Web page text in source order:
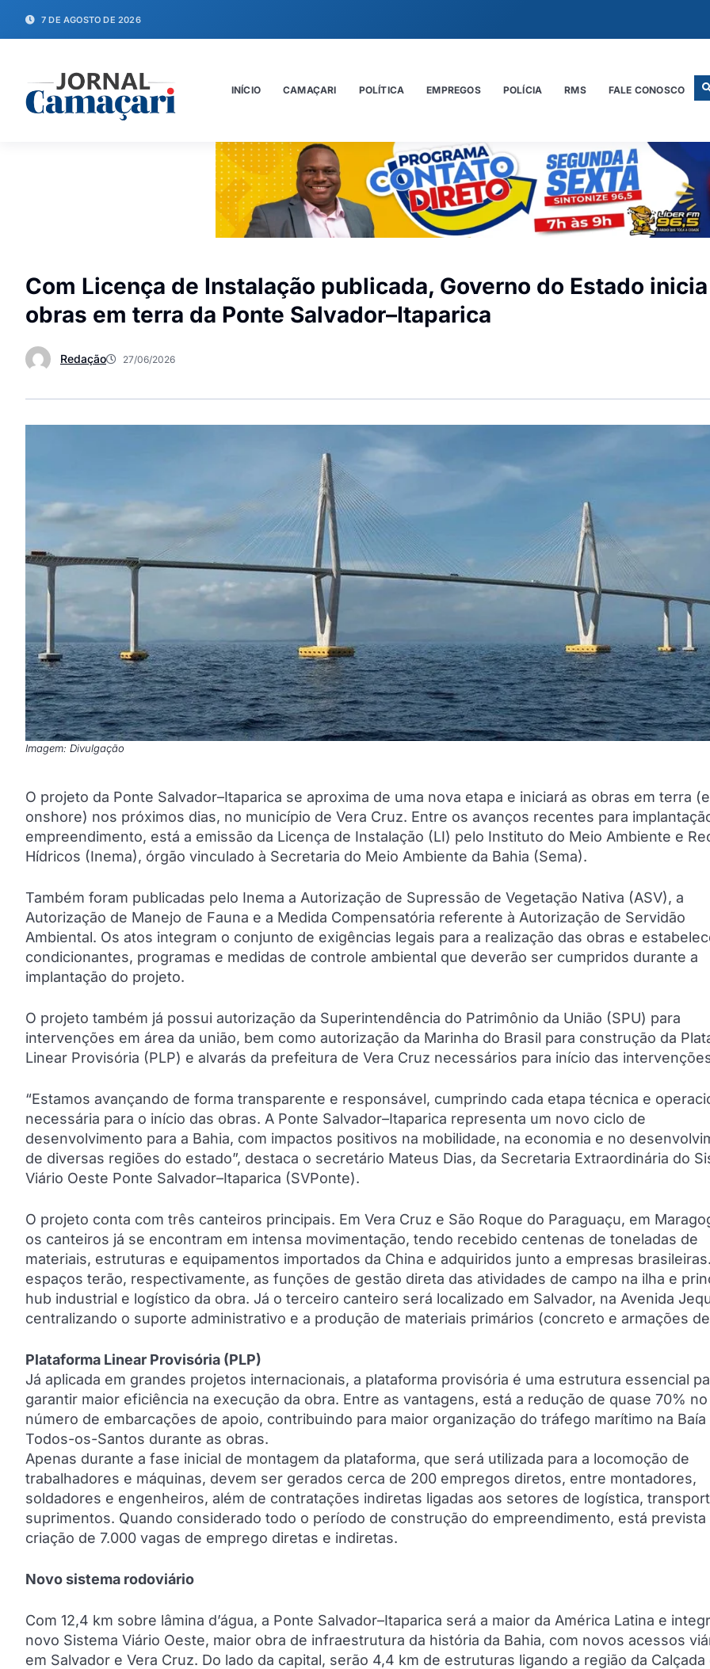
7 DE AGOSTO DE 2026
INÍCIO CAMAÇARI POLÍTICA EMPREGOS POLÍCIA RMS FALE CONOSCO
Com Licença de Instalação publicada, Governo do Estado inicia
obras em terra da Ponte Salvador–Itaparica
Redação 27/06/2026
Imagem: Divulgação
O projeto da Ponte Salvador–Itaparica se aproxima de uma nova etapa e iniciará as obras em terra
onshore) nos próximos dias, no município de Vera Cruz. Entre os avanços recentes para
empreendimento, está a emissão da Licença de Instalação (LI) pelo Instituto do Meio Ambiente e
Hídricos (Inema), órgão vinculado à Secretaria do Meio Ambiente da Bahia (Sema).
Também foram publicadas pelo Inema a Autorização de Supressão de Vegetação Nativa (ASV), a
Autorização de Manejo de Fauna e a Medida Compensatória referente à Autorização de Servidão
Ambiental. Os atos integram o conjunto de exigências legais para a realização das obras e
condicionantes, programas e medidas de controle ambiental que deverão ser cumpridos durante a
implantação do projeto.
O projeto também já possui autorização da Superintendência do Patrimônio da União (SPU) para
intervenções em área da união, bem como autorização da Marinha do Brasil para construção da
Linear Provisória (PLP) e alvarás da prefeitura de Vera Cruz necessários para início das
“Estamos avançando de forma transparente e responsável, cumprindo cada etapa técnica e
necessária para o início das obras. A Ponte Salvador–Itaparica representa um novo ciclo de
desenvolvimento para a Bahia, com impactos positivos na mobilidade, na economia e no
de diversas regiões do estado”, destaca o secretário Mateus Dias, da Secretaria Extraordinária do
Viário Oeste Ponte Salvador–Itaparica (SVPonte).
O projeto conta com três canteiros principais. Em Vera Cruz e São Roque do Paraguaçu, em
os canteiros já se encontram em intensa movimentação, tendo recebido centenas de toneladas de
materiais, estruturas e equipamentos importados da China e adquiridos junto a empresas
espaços terão, respectivamente, as funções de gestão direta das atividades de campo na ilha e
hub industrial e logístico da obra. Já o terceiro canteiro será localizado em Salvador, na Avenida
centralizando o suporte administrativo e a produção de materiais primários (concreto e armações
Plataforma Linear Provisória (PLP)
Já aplicada em grandes projetos internacionais, a plataforma provisória é uma estrutura essencial
garantir maior eficiência na execução da obra. Entre as vantagens, está a redução de quase 70% no
número de embarcações de apoio, contribuindo para maior organização do tráfego marítimo na Baía
Todos-os-Santos durante as obras.
Apenas durante a fase inicial de montagem da plataforma, que será utilizada para a locomoção de
trabalhadores e máquinas, devem ser gerados cerca de 200 empregos diretos, entre montadores,
soldadores e engenheiros, além de contratações indiretas ligadas aos setores de logística,
suprimentos. Quando considerado todo o período de construção do empreendimento, está prevista
criação de 7.000 vagas de emprego diretas e indiretas.
Novo sistema rodoviário
Com 12,4 km sobre lâmina d’água, a Ponte Salvador–Itaparica será a maior da América Latina e
novo Sistema Viário Oeste, maior obra de infraestrutura da história da Bahia, com novos acessos
em Salvador e Vera Cruz. Do lado da capital, serão 4,4 km de estruturas ligando a região da Calçada